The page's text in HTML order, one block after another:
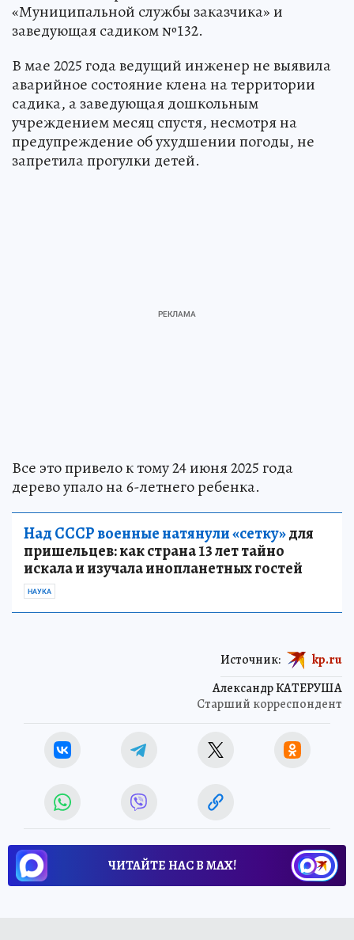
«Муниципальной службы заказчика» и
заведующая садиком №132.
В мае 2025 года ведущий инженер не выявила
аварийное состояние клена на территории
садика, а заведующая дошкольным
учреждением месяц спустя, несмотря на
предупреждение об ухудшении погоды, не
запретила прогулки детей.
Все это привело к тому 24 июня 2025 года
дерево упало на 6-летнего ребенка.
Над СССР военные натянули «сетку»для
пришельцев: как страна 13 лет тайно
искала и изучала инопланетных гостей
НАУКА
Александр КАТЕРУША
Старший корреспондент
Источник: kp.ru
ЧИТАЙТЕ НАС В МАХ!